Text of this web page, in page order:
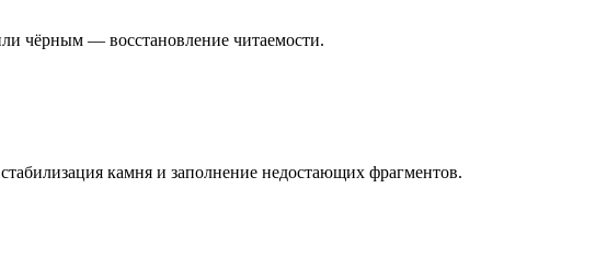
чёрным — восстановление читаемости.
камня и заполнение недостающих фрагментов.